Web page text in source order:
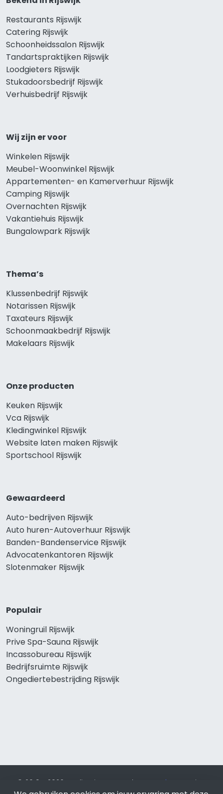
Restaurants Rijswijk
Catering Rijswijk
Schoonheidssalon Rijswijk
Tandartspraktijken Rijswijk
Loodgieters Rijswijk
Stukadoorsbedrijf Rijswijk
Verhuisbedrijf Rijswijk
Wij zijn er voor
Winkelen Rijswijk
Meubel-Woonwinkel Rijswijk
Appartementen- en Kamerverhuur Rijswijk
Camping Rijswijk
Overnachten Rijswijk
Vakantiehuis Rijswijk
Bungalowpark Rijswijk
Thema’s
Klussenbedrijf Rijswijk
Notarissen Rijswijk
Taxateurs Rijswijk
Schoonmaakbedrijf Rijswijk
Makelaars Rijswijk
Onze producten
Keuken Rijswijk
Vca Rijswijk
Kledingwinkel Rijswijk
Website laten maken Rijswijk
Sportschool Rijswijk
Gewaardeerd
Auto-bedrijven Rijswijk
Auto huren-Autoverhuur Rijswijk
Banden-Bandenservice Rijswijk
Advocatenkantoren Rijswijk
Slotenmaker Rijswijk
Populair
Woningruil Rijswijk
Prive Spa-Sauna Rijswijk
Incassobureau Rijswijk
Bedrijfsruimte Rijswijk
Ongediertebestrijding Rijswijk
© 2019 - 2026 Realisatie en SEO door SEO-bureau
Lion